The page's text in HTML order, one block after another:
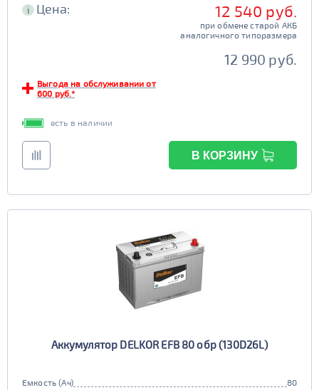
i Цена: 12 540 руб.
при обмене старой АКБ
аналогичного типоразмера
12 990 руб.
Выгода на обслуживании от
600 руб.*
есть в наличии
В КОРЗИНУ
Аккумулятор DELKOR EFB 80 обр (130D26L)
Емкость (Ач)
80